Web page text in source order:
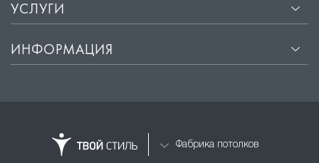
УСЛУГИ
ИНФОРМАЦИЯ
Фабрика потолков